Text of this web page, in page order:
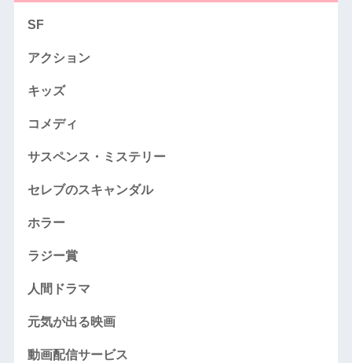
SF
アクション
キッズ
コメディ
サスペンス・ミステリー
セレブのスキャンダル
ホラー
ラジー賞
人間ドラマ
元気が出る映画
動画配信サービス